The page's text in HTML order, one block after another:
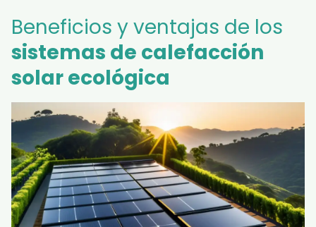
Beneficios y ventajas de los
sistemas de calefacción
solar ecológica